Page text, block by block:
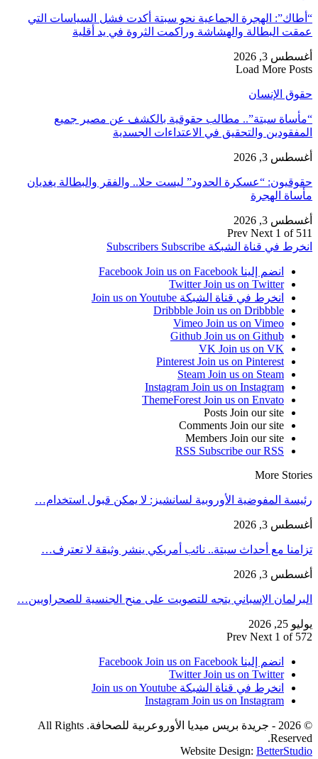
“أطاك”: الهجرة الجماعية نحو سبتة أكدت فشل السياسات التي
عمقت البطالة والهشاشة وراكمت الثروة في يد أقلية
أغسطس 3, 2026
Load More Posts
حقوق الإنسان
“مأساة سبتة”.. مطالب حقوقية بالكشف عن مصير جميع
المفقودين والتحقيق في الاعتداءات الجسدية
أغسطس 3, 2026
حقوقيون: “عسكرة الحدود” ليست حلا.. والفقر والبطالة يغديان
مأساة الهجرة
أغسطس 3, 2026
Prev Next 1 of 511
انخرط في قناة الشبكة
Subscribers Subscribe
انضم إلينا Facebook Join us on Facebook
Twitter Join us on Twitter
انخرط في قناة الشبكة Join us on Youtube
Dribbble Join us on Dribbble
Vimeo Join us on Vimeo
Github Join us on Github
VK Join us on VK
Pinterest Join us on Pinterest
Steam Join us on Steam
Instagram Join us on Instagram
ThemeForest Join us on Envato
Posts Join our site
Comments Join our site
Members Join our site
RSS Subscribe our RSS
More Stories
رئيسة المفوضية الأوروبية لسانشيز: لا يمكن قبول استخدام…
أغسطس 3, 2026
تزامنا مع أحداث سبتة.. نائب أمريكي ينشر وثيقة لا تعترف…
أغسطس 3, 2026
البرلمان الإسباني يتجه للتصويت على منح الجنسية للصحراويين…
يوليو 25, 2026
Prev Next 1 of 572
انضم إلينا Facebook Join us on Facebook
Twitter Join us on Twitter
انخرط في قناة الشبكة Join us on Youtube
Instagram Join us on Instagram
© 2026 - جريدة بريس ميديا الأوروعربية للصحافة. All Rights
Reserved.
Website Design: BetterStudio